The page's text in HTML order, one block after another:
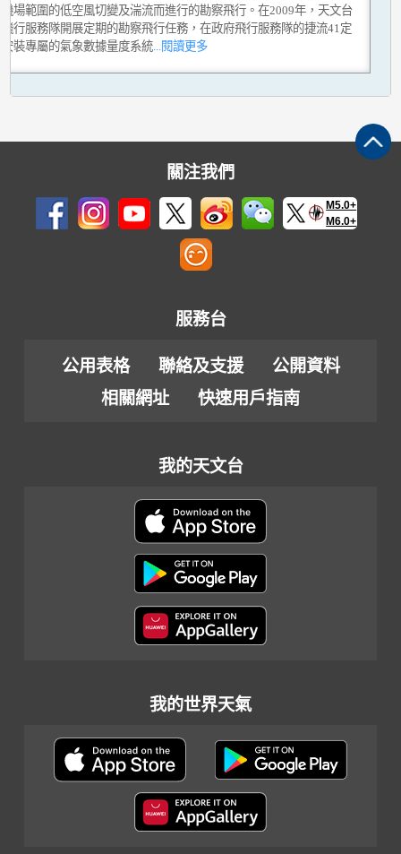
場範圍的低空風切變及湍流而進行的勘察飛行。在2009年，天文台
行服務隊開展定期的勘察飛行任務，在政府飛行服務隊的捷流41定
裝專屬的氣象數據量度系統 ...閱讀更多
關注我們
M5.0+
M6.0+
服務台
公用表格 聯絡及支援
公開資料
相關網址
快速用戶指南
我的天文台
我的世界天氣